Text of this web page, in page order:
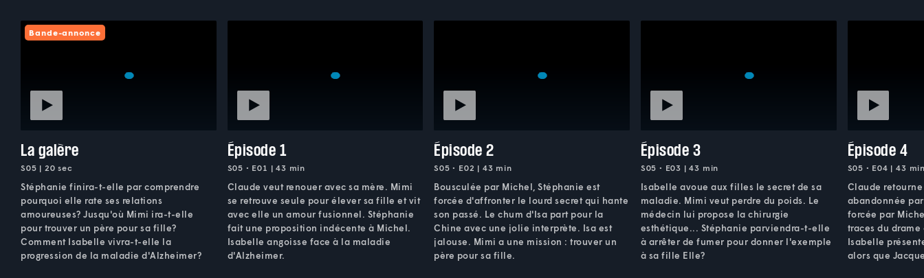
Bande-annonce
La galère
S05 | 20 sec
Stéphanie finira-t-elle par comprendre
pourquoi elle rate ses relations
amoureuses? Jusqu'où Mimi ira-t-elle
pour trouver un père pour sa fille?
Comment Isabelle vivra-t-elle la
progression de la maladie d'Alzheimer?
Épisode 1
S05 • E01 | 43 min
Claude veut renouer avec sa mère. Mimi
se retrouve seule pour élever sa fille et vit
avec elle un amour fusionnel. Stéphanie
fait une proposition indécente à Michel.
Isabelle angoisse face à la maladie
d'Alzheimer.
Épisode 2
S05 • E02 | 43 min
Bousculée par Michel, Stéphanie est
forcée d'affronter le lourd secret qui hante
son passé. Le chum d'Isa part pour la
Chine avec une jolie interprète. Isa est
jalouse. Mimi a une mission : trouver un
père pour sa fille.
Épisode 3
S05 • E03 | 43 min
Isabelle avoue aux filles le secret de sa
maladie. Mimi veut perdre du poids. Le
médecin lui propose la chirurgie
esthétique... Stéphanie parviendra-t-elle
à arrêter de fumer pour donner l'exemple
à sa fille Elle?
Épisode 4
S05 • E04 | 43
Claude
abandonnée
forcée par
traces du
Isabelle
alors que